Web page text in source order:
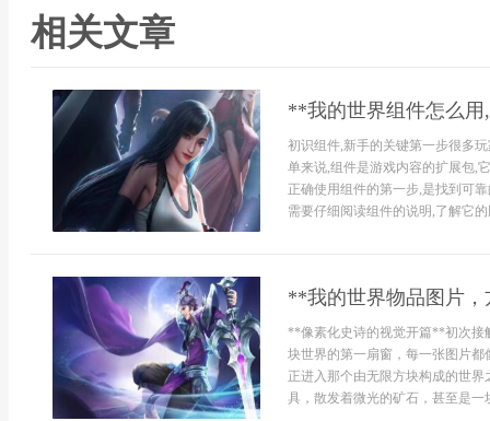
相关文章
**我的世界组件怎么
初识组件,新手的关键第一步很多
单来说,组件是游戏内容的扩展包,
正确使用组件的第一步,是找到可
需要仔细阅读组件的说明,了解它
**我的世界物品图片
**像素化史诗的视觉开篇**初次接
块世界的第一扇窗，每一张图片
正进入那个由无限方块构成的世
具，散发着微光的矿石，甚至是